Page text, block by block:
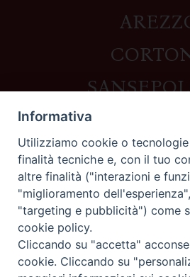
Contatti
Piazza del Duomo,1 - 52100
segreteria@diocesi.arezzo.it
Informativa privacy
Informativa
Utilizziamo cookie o
finalità tecniche e, con il tuo
altre finalità ("interazioni e
"miglioramento
"targeting e pubblicità") come
cookie policy.
Cliccando su "accetta"
cookie. Cliccando su